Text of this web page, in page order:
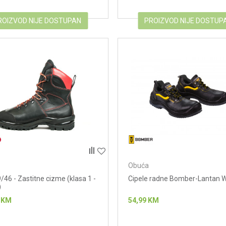
NIJE DOSTUPAN PROIZVOD NIJE
46 - Zastitne cizme (klasa 1 -
KM
Obuća
Cipele radne Bomber-Lantan
54,99 KM